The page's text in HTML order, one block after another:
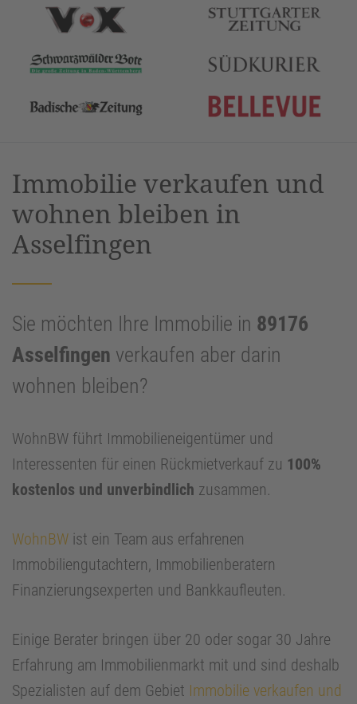
Immobilie verkaufen und
wohnen bleiben in
Asselfingen
Sie möchten Ihre Immobilie in 89176
Asselfingen verkaufen aber darin
wohnen bleiben?
WohnBW führt Immobilieneigentümer und
Interessenten für einen Rückmietverkauf zu 100%
kostenlos und unverbindlich zusammen.
WohnBW ist ein Team aus erfahrenen
Immobiliengutachtern, Immobilienberatern
Finanzierungsexperten und Bankkaufleuten.
Einige Berater bringen über 20 oder sogar 30 Jahre
Erfahrung am Immobilienmarkt mit und sind deshalb
Spezialisten auf dem Gebiet Immobilie verkaufen und